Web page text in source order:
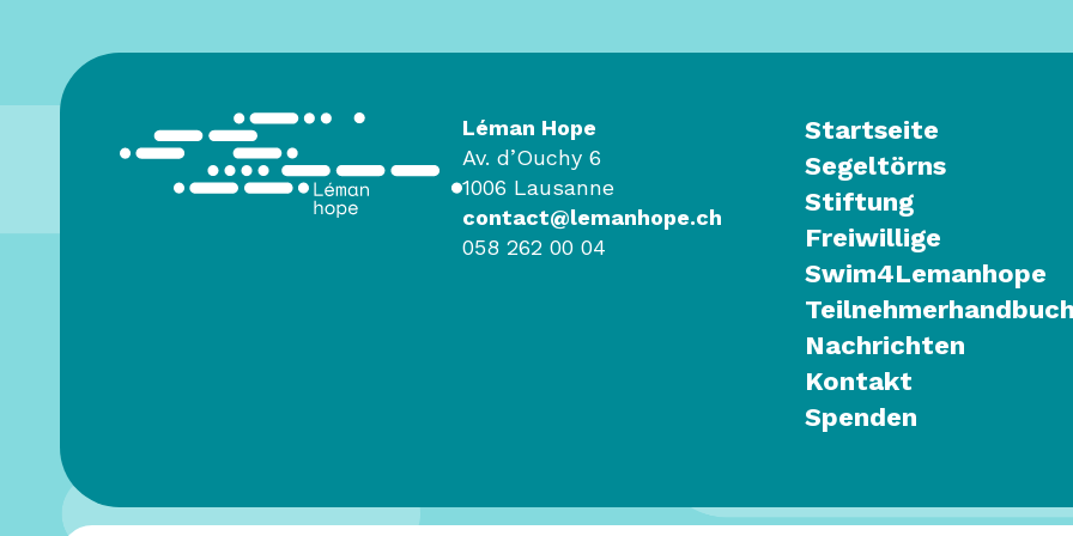
Léman Hope
Av. d’Ouchy 6
1006 Lausanne
contact@lemanhope.ch
058 262 00 04
Startseite
Segeltörns
Stiftung
Freiwillige
Swim4Lemanhope
Nachrichten
Kontakt
Spenden